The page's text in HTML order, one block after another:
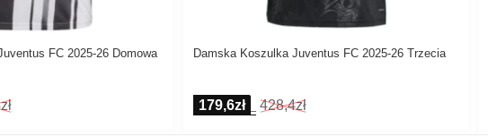
FC 2025-26 Domowa Damska Koszulka Juventus FC 2025-26 Trzecia
179,6zł 428,4zł